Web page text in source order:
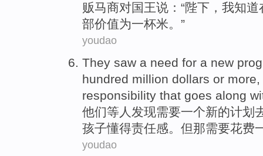
贩马商对国王说 ：“陛下 ， 我知道
部价值为一杯米。”
youdao
They saw a need for a new
hundred million dollars or more,
responsibility that goes along
他们等 人 发现需要一个新的计划
孩子懂得责任感。但那需要花费
youdao